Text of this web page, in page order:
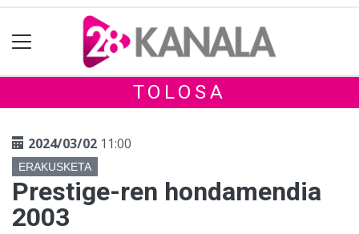
TOLOSA
2024/03/02 11:00
ERAKUSKETA
Prestige-ren hondamendia
2003